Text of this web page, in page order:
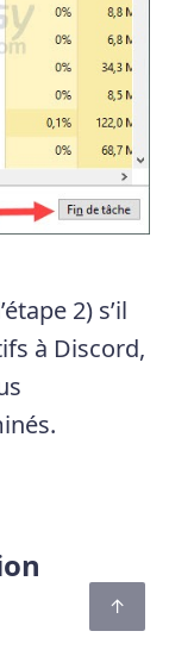
2) s’il
à Discord,